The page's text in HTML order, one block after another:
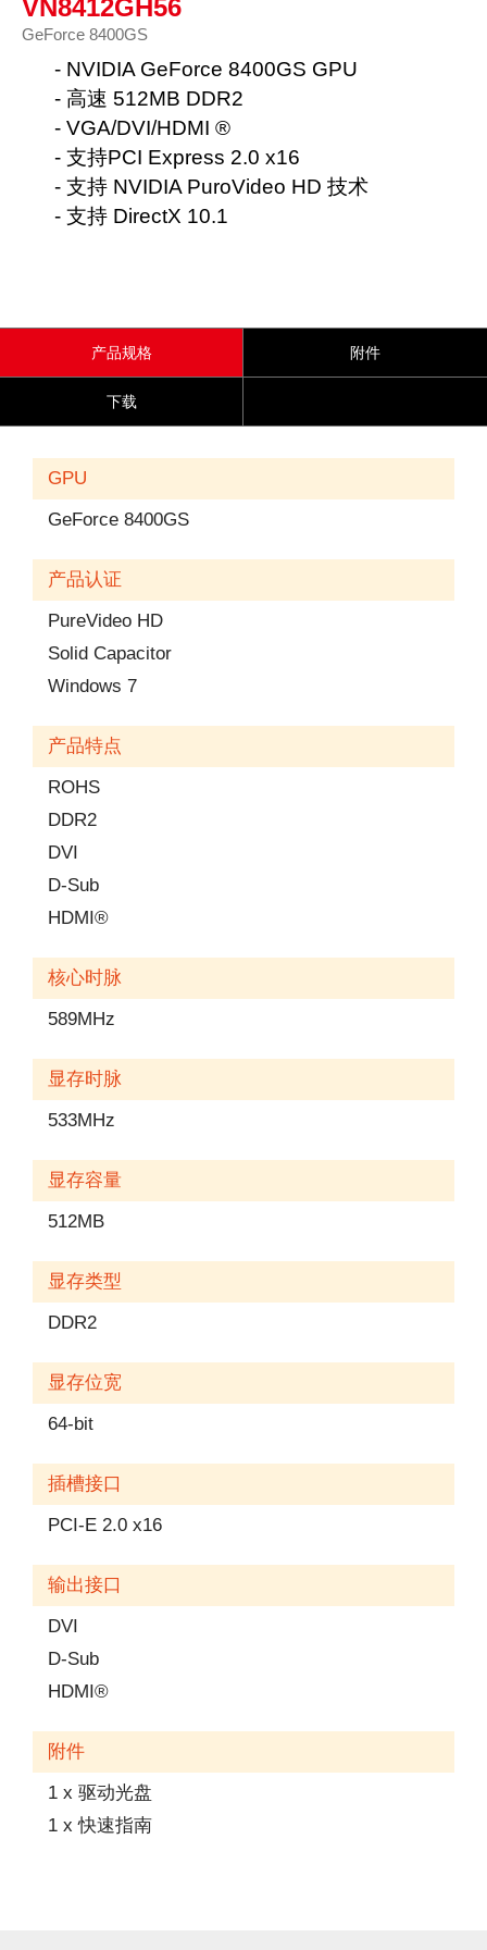
VN8412GH56
GeForce 8400GS
- NVIDIA GeForce 8400GS GPU
- 高速 512MB DDR2
- VGA/DVI/HDMI ®
- 支持PCI Express 2.0 x16
- 支持 NVIDIA PuroVideo HD 技术
- 支持 DirectX 10.1
产品规格 附件
下载
GPU
GeForce 8400GS
产品认证
PureVideo HD
Solid Capacitor
Windows 7
产品特点
ROHS
DDR2
DVI
D-Sub
HDMI®
核心时脉
589MHz
显存时脉
533MHz
显存容量
512MB
显存类型
DDR2
显存位宽
64-bit
插槽接口
PCI-E 2.0 x16
输出接口
DVI
D-Sub
HDMI®
附件
1 x 驱动光盘
1 x 快速指南